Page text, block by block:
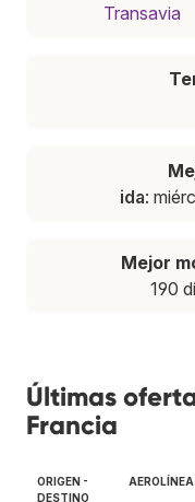
Transavia
ida:
Mejor
190
Últimas
Francia
ORIGEN -
DESTINO